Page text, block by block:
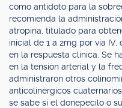
como antídoto para la
recomienda la
atropina, titulado para
inicial de 1 a 2mg por vía
en la respuesta clínica. Se
en la tensión arterial y la
administraron otros
anticolinérgicos
se sabe si el donepecilo o